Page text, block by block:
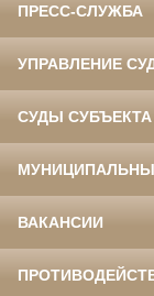
ПРЕСС-СЛУЖБА
УПРАВЛЕНИЕ
СУДЫ
ВАКАНСИИ